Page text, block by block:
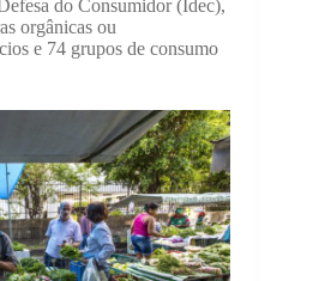
do Consumidor (Idec),
orgânicas ou
e 74 grupos de consumo